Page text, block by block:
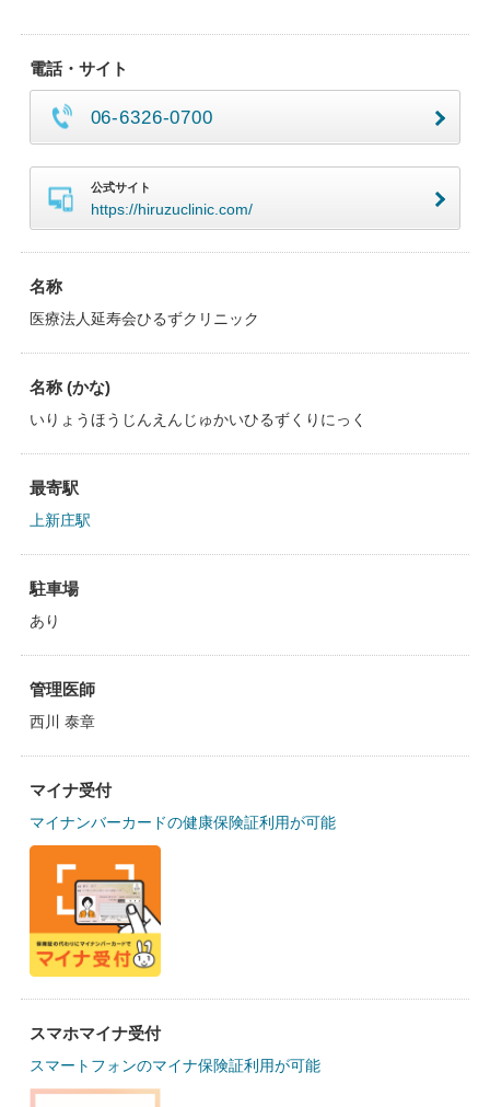
電話・サイト
06-6326-0700
公式サイト
https://hiruzuclinic.com/
名称
医療法人延寿会ひるずクリニック
名称 (かな)
いりょうほうじんえんじゅかいひるずくりにっく
最寄駅
上新庄駅
駐車場
あり
管理医師
西川 泰章
マイナ受付
マイナンバーカードの健康保険証利用が可能
スマホマイナ受付
スマートフォンのマイナ保険証利用が可能